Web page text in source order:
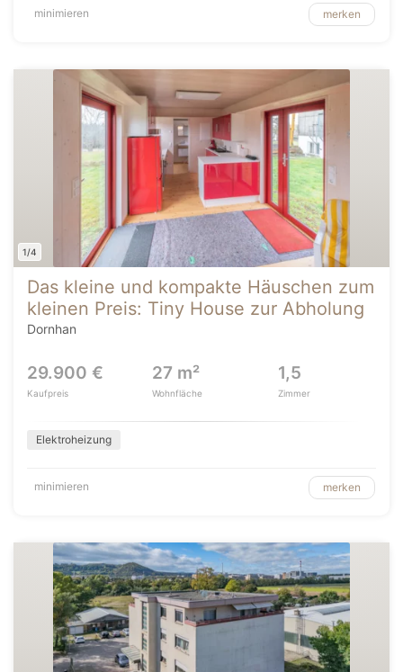
minimieren merken
1/4
Das kleine und kompakte Häuschen zum
kleinen Preis: Tiny House zur Abholung
Dornhan
29.900 €
Kaufpreis
27 m²
Wohnfläche
1,5
Zimmer
Elektroheizung
minimieren merken